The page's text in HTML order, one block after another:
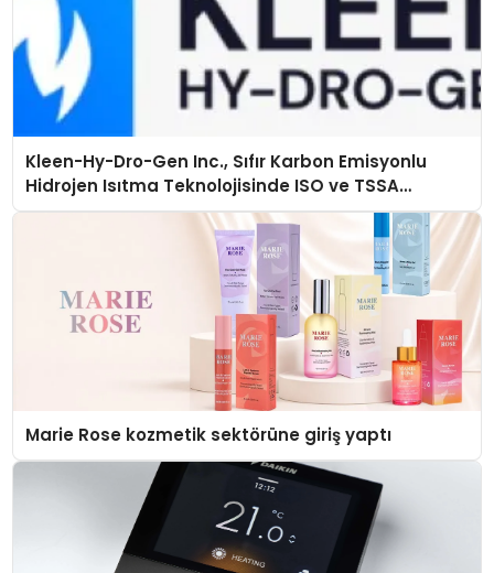
Kleen-Hy-Dro-Gen Inc., Sıfır Karbon Emisyonlu
Hidrojen Isıtma Teknolojisinde ISO ve TSSA
Düzenleyici Onaylarını Aldı
Marie Rose kozmetik sektörüne giriş yaptı